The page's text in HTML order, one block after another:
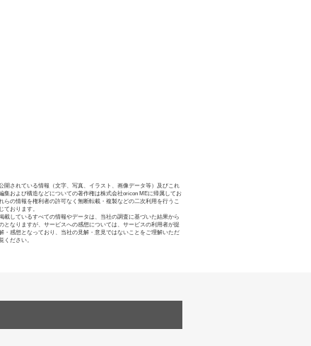
開されている情報（文字、写真、イラスト、画像データ等）及びこれ
集および構造などについての著作権は株式会社oricon MEに帰属してお
らの情報を権利者の許可なく無断転載・複製などの二次利用を行うこ
ております。
載しているすべての情報やデータは、当社の調査に基づいた結果から
となりますが、サービスへの感想については、サービスの利用者が提
・感想となっており、当社の見解・意見ではないことをご理解いただ
ください。